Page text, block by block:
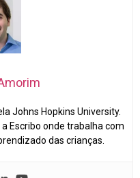
Johns Hopkins University.
Escribo onde trabalha com
das crianças.